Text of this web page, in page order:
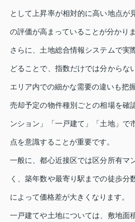
として上昇率が相対的に高い地点が
の評価が高まっていることが分かりま
さらに、土地総合情報システムで実
どることで、指数だけでは分からな
エリア内での細かな需要の違いも把
売却予定の物件種別ごとの相場を確
ンション」「一戸建て」「土地」で
点を意識することが重要です。
一般に、都心近接区では区分所有マ
く、築年数や最寄り駅までの徒歩分
によって価格差が大きくなります。
一戸建てや土地については、敷地面